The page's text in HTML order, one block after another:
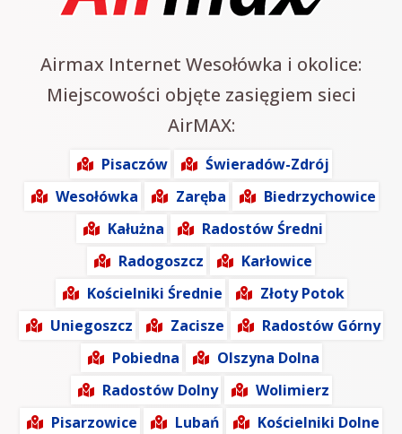
Airmax Internet Wesołówka i okolice:
Miejscowości objęte zasięgiem sieci
AirMAX:
Pisaczów
Świeradów-Zdrój
Wesołówka
Zaręba
Biedrzychowice
Kałużna
Radostów Średni
Radogoszcz
Karłowice
Kościelniki Średnie
Złoty Potok
Uniegoszcz
Zacisze
Radostów Górny
Pobiedna
Olszyna Dolna
Radostów Dolny
Wolimierz
Pisarzowice
Lubań
Kościelniki Dolne